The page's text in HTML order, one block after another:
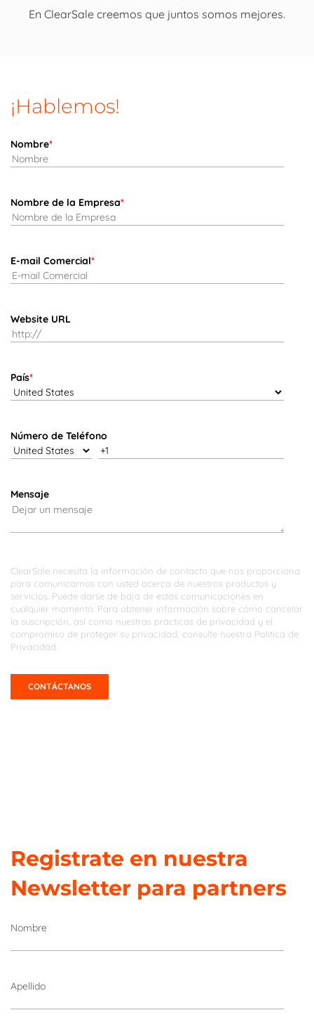
En ClearSale creemos que juntos somos mejores.
¡Hablemos!
Nombre*
Nombre de la Empresa*
E-mail Comercial*
Website URL
País*
Número de Teléfono
Mensaje
ClearSale necesita la información de contacto que nos proporciona
para comunicarnos con usted acerca de nuestros productos y
servicios. Puede darse de baja de estas comunicaciones en
cualquier momento. Para obtener información sobre cómo cancelar
la suscripción, así como nuestras prácticas de privacidad y el
compromiso de proteger su privacidad, consulte nuestra Política de
Privacidad.
Registrate en nuestra
Newsletter para partners
Nombre
Apellido